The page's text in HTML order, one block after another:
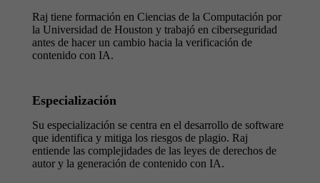
Raj tiene formación en Ciencias de la Computación por
la Universidad de Houston y trabajó en ciberseguridad
antes de hacer un cambio hacia la verificación de
contenido con IA.
Especialización
Su especialización se centra en el desarrollo de software
que identifica y mitiga los riesgos de plagio. Raj
entiende las complejidades de las leyes de derechos de
autor y la generación de contenido con IA.